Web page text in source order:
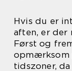
Hvis du er
aften, er der
Først og
opmærksom
tidszoner,